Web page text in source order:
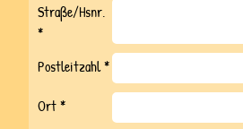
Das Team
Unsere Tiere
Kontakt
Straße/Hsnr.
*
Postleitzahl *
Ort *